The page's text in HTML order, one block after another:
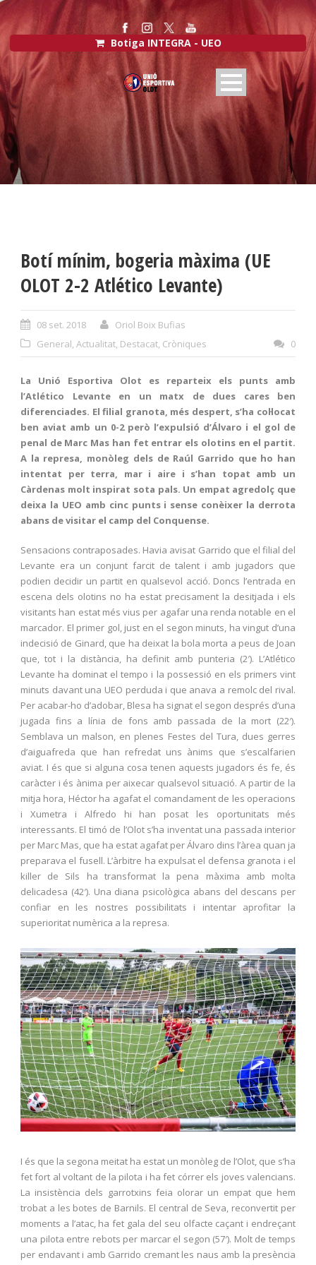
Botiga INTEGRA - UEO
Botí mínim, bogeria màxima (UE
OLOT 2-2 Atlético Levante)
08 set. 2018
Oriol Boix Bufias
General, Actualitat, Destacat, Cròniques 0
La Unió Esportiva Olot es reparteix els punts amb
l’Atlético Levante en un matx de dues cares ben
diferenciades. El filial granota, més despert, s’ha col·locat
ben aviat amb un 0-2 però l’expulsió d’Álvaro i el gol de
penal de Marc Mas han fet entrar els olotins en el partit.
A la represa, monòleg dels de Raúl Garrido que ho han
intentat per terra, mar i aire i s’han topat amb un
Càrdenas molt inspirat sota pals. Un empat agredolç que
deixa la UEO amb cinc punts i sense conèixer la derrota
abans de visitar el camp del Conquense.
Sensacions contraposades. Havia avisat Garrido que el filial del
Levante era un conjunt farcit de talent i amb jugadors que
podien decidir un partit en qualsevol acció. Doncs l’entrada en
escena dels olotins no ha estat precisament la desitjada i els
visitants han estat més vius per agafar una renda notable en el
marcador. El primer gol, just en el segon minuts, ha vingut d’una
indecisió de Ginard, que ha deixat la bola morta a peus de Joan
que, tot i la distància, ha definit amb punteria (2′). L’Atlético
Levante ha dominat el tempo i la possessió en els primers vint
minuts davant una UEO perduda i que anava a remolc del rival.
Per acabar-ho d’adobar, Blesa ha signat el segon després d’una
jugada fins a línia de fons amb passada de la mort (22′).
Semblava un malson, en plenes Festes del Tura, dues gerres
d’aiguafreda que han refredat uns ànims que s’escalfarien
aviat. I és que si alguna cosa tenen aquests jugadors és fe, és
caràcter i és ànima per aixecar qualsevol situació. A partir de la
mitja hora, Héctor ha agafat el comandament de les operacions
i Xumetra i Alfredo hi han posat les oportunitats més
interessants. El timó de l’Olot s’ha inventat una passada interior
per Marc Mas, que ha estat agafat per Álvaro dins l’àrea quan ja
preparava el fusell. L’àrbitre ha expulsat el defensa granota i el
killer de Sils ha transformat la pena màxima amb molta
delicadesa (42′). Una diana psicològica abans del descans per
confiar en les nostres possibilitats i intentar aprofitar la
superioritat numèrica a la represa.
I és que la segona meitat ha estat un monòleg de l’Olot, que s’ha
fet fort al voltant de la pilota i ha fet córrer els joves valencians.
La insistència dels garrotxins feia olorar un empat que hem
trobat a les botes de Barnils. El central de Seva, reconvertit per
moments a l’atac, ha fet gala del seu olfacte caçant i endreçant
una pilota entre rebots per marcar el segon (57′). Molt de temps
per endavant i amb Garrido cremant les naus amb la presència